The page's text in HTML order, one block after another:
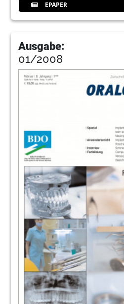
EPAPER
Ausgabe:
01/2008